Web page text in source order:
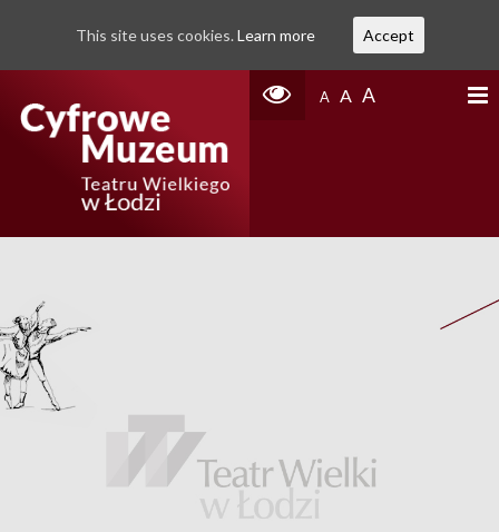
A A A
This site uses cookies. Learn more Accept